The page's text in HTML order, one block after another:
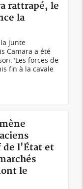
rattrapé, le
la
la junte
Camara a été
forces de
fin à la cavale
de l'État et
le